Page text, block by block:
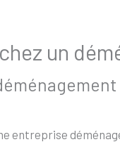
un
entreprise